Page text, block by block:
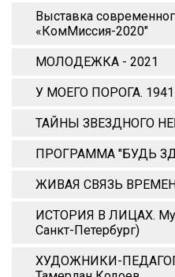
Выставка
«КомМиссия-2020"
МОЛОДЕЖКА - 2021
У МОЕГО ПОРОГА. 1941
ТАЙНЫ ЗВЕЗДНОГО
ПРОГРАММА "БУДЬ
ЖИВАЯ СВЯЗЬ
ИСТОРИЯ В ЛИЦАХ.
Санкт-Петербург)
ХУДОЖНИКИ-